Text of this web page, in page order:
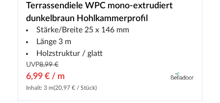
Terrassendiele WPC mono-extrudiert
dunkelbraun Hohlkammerprofil
Stärke/Breite 25 x 146 mm
Länge 3 m
Holzstruktur / glatt
UVP8,99 €
6,99 € / m
Inhalt: 3 m(20,97 € / Stück)